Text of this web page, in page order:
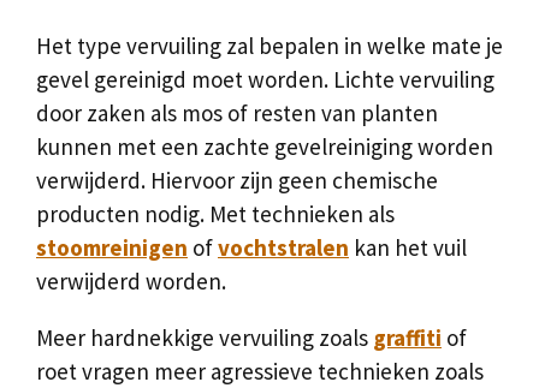
Het type vervuiling zal bepalen in welke mate je
gevel gereinigd moet worden. Lichte vervuiling
door zaken als mos of resten van planten
kunnen met een zachte gevelreiniging worden
verwijderd. Hiervoor zijn geen chemische
producten nodig. Met technieken als
stoomreinigen ofvochtstralen kan het vuil
verwijderd worden.
Meer hardnekkige vervuiling zoals graffiti of
roet vragen meer agressieve technieken zoals